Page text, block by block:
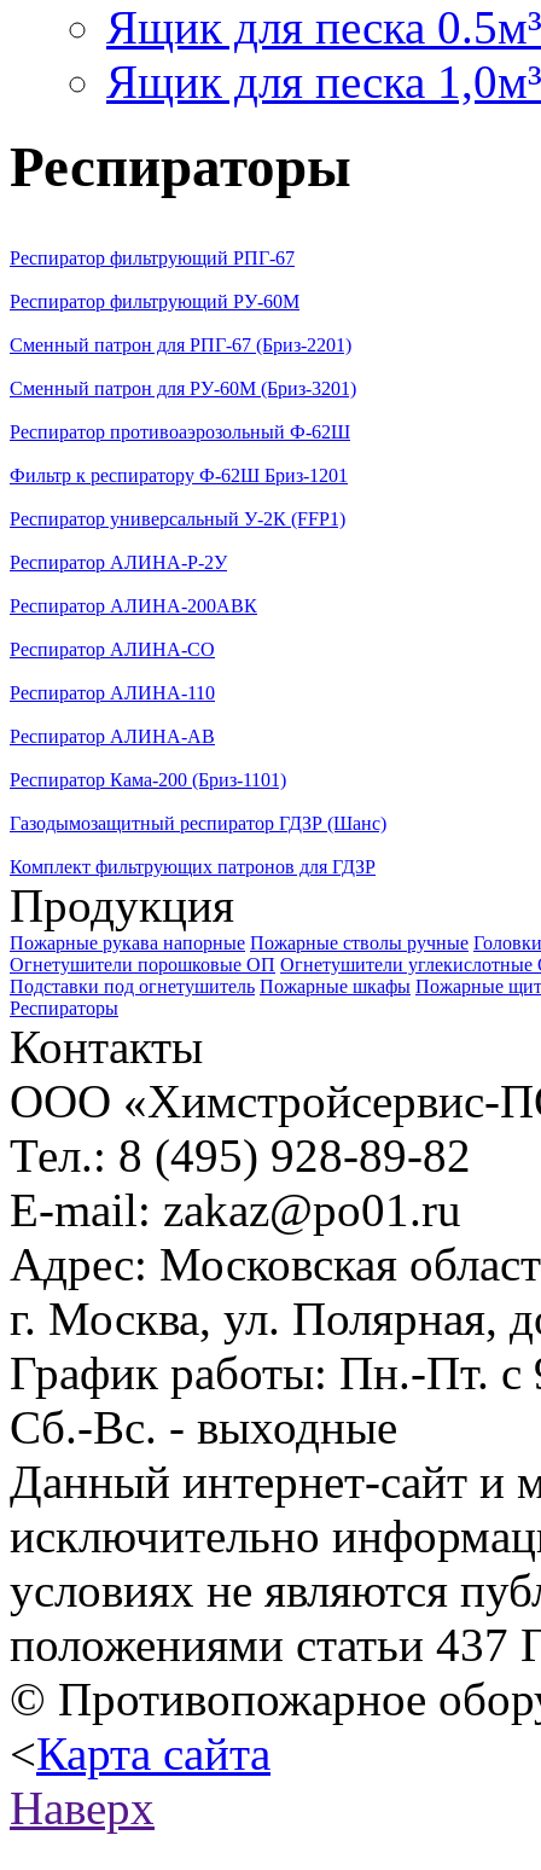
Ящик для песка 0.5м³
Ящик для песка 1,0м³
Респираторы
Респиратор фильтрующий РПГ-67
Респиратор фильтрующий РУ-60М
Сменный патрон для РПГ-67 (Бриз-2201)
Сменный патрон для РУ-60М (Бриз-3201)
Респиратор противоаэрозольный Ф-62Ш
Фильтр к респиратору Ф-62Ш Бриз-1201
Респиратор универсальный У-2К (FFP1)
Респиратор АЛИНА-Р-2У
Респиратор АЛИНА-200АВК
Респиратор АЛИНА-СО
Респиратор АЛИНА-110
Респиратор АЛИНА-АВ
Респиратор Кама-200 (Бриз-1101)
Газодымозащитный респиратор ГДЗР (Шанс)
Комплект фильтрующих патронов для ГДЗР
Продукция
Пожарные рукава напорные Пожарные стволы ручные
Огнетушители порошковые ОП Огнетушители
Подставки под огнетушитель Пожарные шкафы Пожарные
Респираторы
Контакты
ООО «Химстройсервис-
Тел.: 8 (495) 928-89-82
E-mail: zakaz@po01.ru
Адрес: Московская
г. Москва, ул. Полярная,
График работы: Пн.-Пт. с
Сб.-Вс. - выходные
Данный интернет-сайт и
исключительно
условиях не являются
положениями статьи 437
© Противопожарное
<Карта сайта
Наверх